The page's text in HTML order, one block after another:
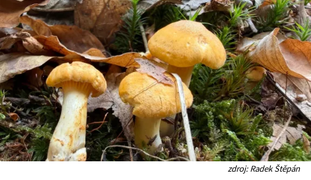
zdroj: Radek Štěpán